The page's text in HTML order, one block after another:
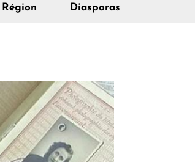
Région Diasporas